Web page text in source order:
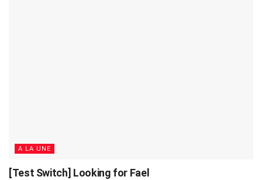
A LA UNE
[Test Switch] Looking for Fael